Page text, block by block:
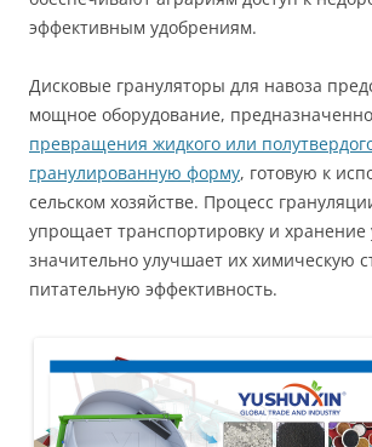
эффективным удобрениям.
Дисковые грануляторы для навоза
мощное оборудование,
превращения жидкого или
гранулированную форму, готовую к
сельском хозяйстве. Процесс
упрощает транспортировку и
значительно улучшает их химическую
питательную эффективность.